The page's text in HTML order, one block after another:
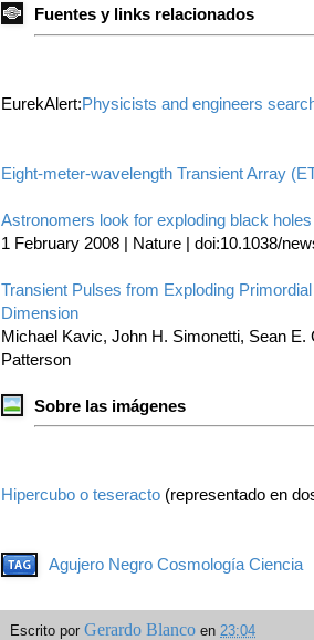
Fuentes y links relacionados
EurekAlert:Physicists and engineers
Eight-meter-wavelength Transient Array
Astronomers look for exploding black holes
1 February 2008 | Nature | doi:10.1038/
Transient Pulses from Exploding
Dimension
Michael Kavic, John H. Simonetti, Sean
Patterson
Sobre las imágenes
Hipercubo o teseracto (representado en
Agujero Negro Cosmología Ciencia
Escrito por Gerardo Blanco en 23:04